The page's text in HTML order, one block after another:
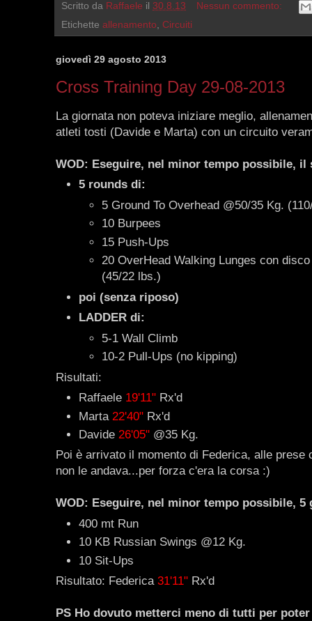
Scritto da Raffaele il 30.8.13
Nessun commento:
Etichette allenamento Circuiti
giovedì 29 agosto 2013
Cross Training Day 29-08-2013
La giornata non poteva iniziare meglio,
atleti tosti (Davide e Marta) con un circuito
WOD: Eseguire, nel minor tempo possibile, il
5 rounds di:
5 Ground To Overhead @50/35 Kg.
10 Burpees
15 Push-Ups
20 OverHead Walking Lunges con
(45/22 lbs.)
poi (senza riposo)
LADDER di:
5-1 Wall Climb
10-2 Pull-Ups (no kipping)
Risultati:
Raffaele 19'11" Rx'd
Marta 22'40" Rx'd
Davide 26'05" @35 Kg.
Poi è arrivato il momento di Federica, alle prese
non le andava...per forza c'era la corsa :)
WOD: Eseguire, nel minor tempo possibile,
400 mt Run
10 KB Russian Swings @12 Kg.
10 Sit-Ups
Risultato: Federica 31'11" Rx'd
PS Ho dovuto metterci meno di tutti per